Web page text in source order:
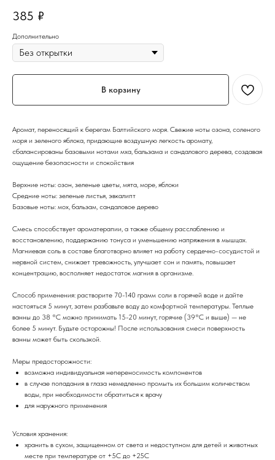
385 ₽
Дополнительно
В корзину
Аромат, переносящий к берегам Балтийского моря. Свежие ноты озона, соленого
моря и зеленого яблока, придающие воздушную легкость аромату,
сбалансированы базовыми нотами мха, бальзама и сандалового дерева, создавая
ощущение безопасности и спокойствия
Верхние ноты: озон, зеленые цветы, мята, море, яблоки
Средние ноты: зеленые листья, эвкалипт
Базовые ноты: мох, бальзам, сандаловое дерево
Смесь способствует ароматерапии, а также общему расслаблению и
восстановлению, поддержанию тонуса и уменьшению напряжения в мышцах.
Магниевая соль в составе благотворно влияет на работу сердечно-сосудистой и
нервной систем, снижает тревожность, улучшает сон и память, повышает
концентрацию, восполняет недостаток магния в организме.
Способ применения: растворите 70-140 грамм соли в горячей воде и дайте
настояться 5 минут, затем разбавьте воду до комфортной температуры. Теплые
ванны до 38 °C можно принимать 15-20 минут, горячие (39°C и выше) — не
более 5 минут. Будьте осторожны! После использования cмеси поверхность
ванны может быть скользкой.
Меры предосторожности:
возможна индивидуальная непереносимость компонентов
в случае попадания в глаза немедленно промыть их большим количеством
воды, при необходимости обратиться к врачу
для наружного применения
Условия хранения:
хранить в сухом, защищенном от света и недоступном для детей и животных
месте при температуре от +5С до +25С